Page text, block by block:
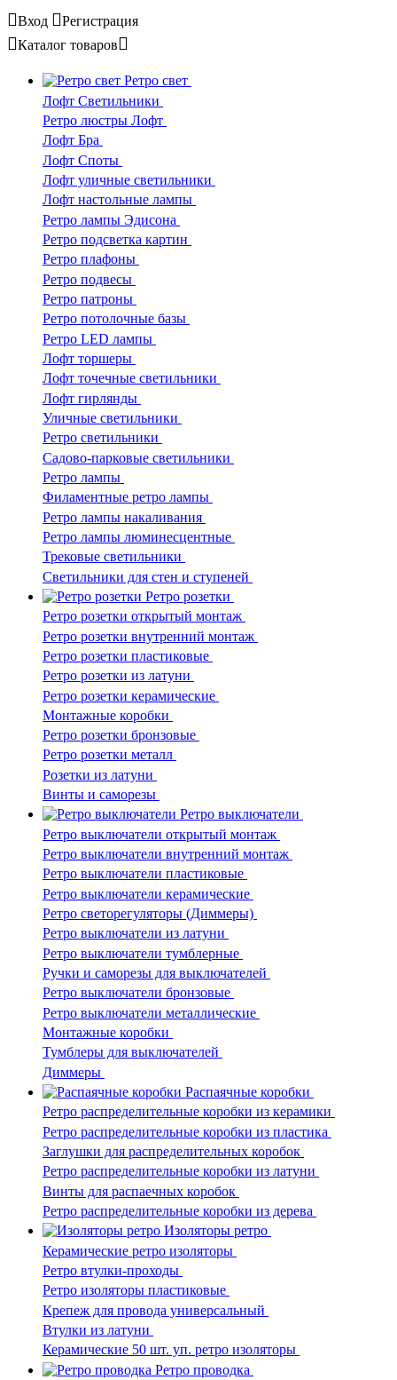
Вход
Регистрация
Каталог товаров
Ретро свет
Лофт Светильники
Ретро люстры Лофт
Лофт Бра
Лофт Споты
Лофт уличные светильники
Лофт настольные лампы
Ретро лампы Эдисона
Ретро подсветка картин
Ретро плафоны
Ретро подвесы
Ретро патроны
Ретро потолочные базы
Ретро LED лампы
Лофт торшеры
Лофт точечные светильники
Лофт гирлянды
Уличные светильники
Ретро светильники
Садово-парковые светильники
Ретро лампы
Филаментные ретро лампы
Ретро лампы накаливания
Ретро лампы люминесцентные
Трековые светильники
Светильники для стен и ступеней
Ретро розетки
Ретро розетки открытый монтаж
Ретро розетки внутренний монтаж
Ретро розетки пластиковые
Ретро розетки из латуни
Ретро розетки керамические
Монтажные коробки
Ретро розетки бронзовые
Ретро розетки металл
Розетки из латуни
Винты и саморезы
Ретро выключатели
Ретро выключатели открытый монтаж
Ретро выключатели внутренний монтаж
Ретро выключатели пластиковые
Ретро выключатели керамические
Ретро светорегуляторы (Диммеры)
Ретро выключатели из латуни
Ретро выключатели тумблерные
Ручки и саморезы для выключателей
Ретро выключатели бронзовые
Ретро выключатели металлические
Монтажные коробки
Тумблеры для выключателей
Диммеры
Распаячные коробки
Ретро распределительные коробки из керамики
Ретро распределительные коробки из пластика
Заглушки для распределительных коробок
Ретро распределительные коробки из латуни
Винты для распаечных коробок
Ретро распределительные коробки из дерева
Изоляторы ретро
Керамические ретро изоляторы
Ретро втулки-проходы
Ретро изоляторы пластиковые
Крепеж для провода универсальный
Втулки из латуни
Керамические 50 шт. уп. ретро изоляторы
Ретро проводка